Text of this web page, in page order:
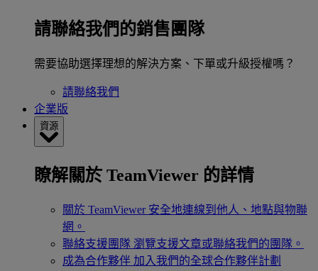
請聯絡我們的銷售團隊
需要協助選擇理想的解決方案、下單或升級授權嗎？
請聯絡我們
企業版
資源
瞭解關於 TeamViewer 的詳情
關於 TeamViewer 安全地連線到他人、地點與物聯
網。
聯絡支援團隊 瀏覽支援文章或聯絡我們的團隊。
成為合作夥伴 加入我們的全球合作夥伴計劃